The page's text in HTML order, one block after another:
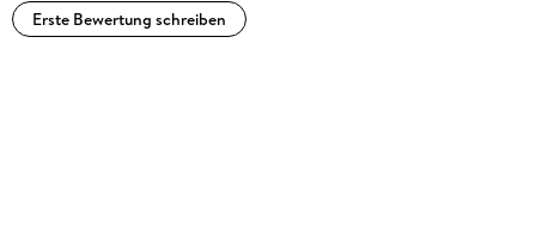
Erste Bewertung schreiben